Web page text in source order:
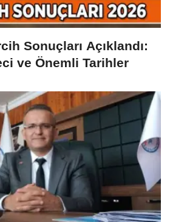
Sonuçları Açıklandı:
ve Önemli Tarihler